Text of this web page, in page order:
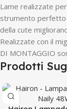
Lame realizzate
strumento perfetto
della cute
Realizzate con il
DI MONTAGGIO
Prodotti